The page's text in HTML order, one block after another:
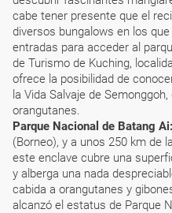
cabe tener presente que el
diversos bungalows en los
entradas para acceder al
de Turismo de Kuching,
ofrece la posibilidad de
la Vida Salvaje de
orangutanes.
Parque Nacional de Batang Ai:
(Borneo), y a unos 250 km de
este enclave cubre una
y alberga una nada
cabida a orangutanes y
alcanzó el estatus de Parque